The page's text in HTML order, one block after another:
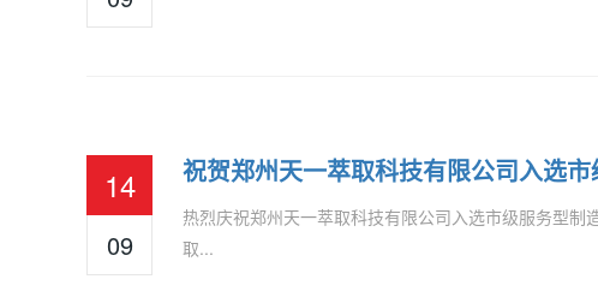
14
09
祝贺郑州天一萃取科技有限公司入选
热烈庆祝郑州天一萃取科技有限公司入选市级服务型
取...